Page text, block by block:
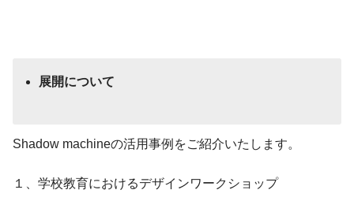
展開について
Shadow machineの活用事例をご紹介いたします。
１、学校教育におけるデザインワークショップ